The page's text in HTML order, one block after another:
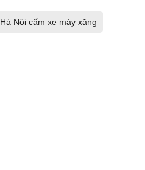
Hà Nội cấm xe máy xăng